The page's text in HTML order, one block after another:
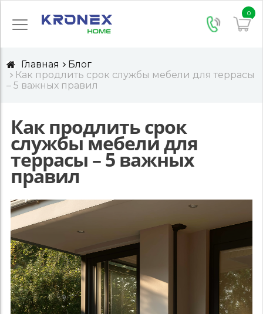
0
Главная
Блог
Как продлить срок службы мебели для террасы
– 5 важных правил
Как продлить срок
службы мебели для
террасы – 5 важных
правил